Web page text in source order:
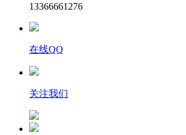
13366661276
在线QQ
关注我们